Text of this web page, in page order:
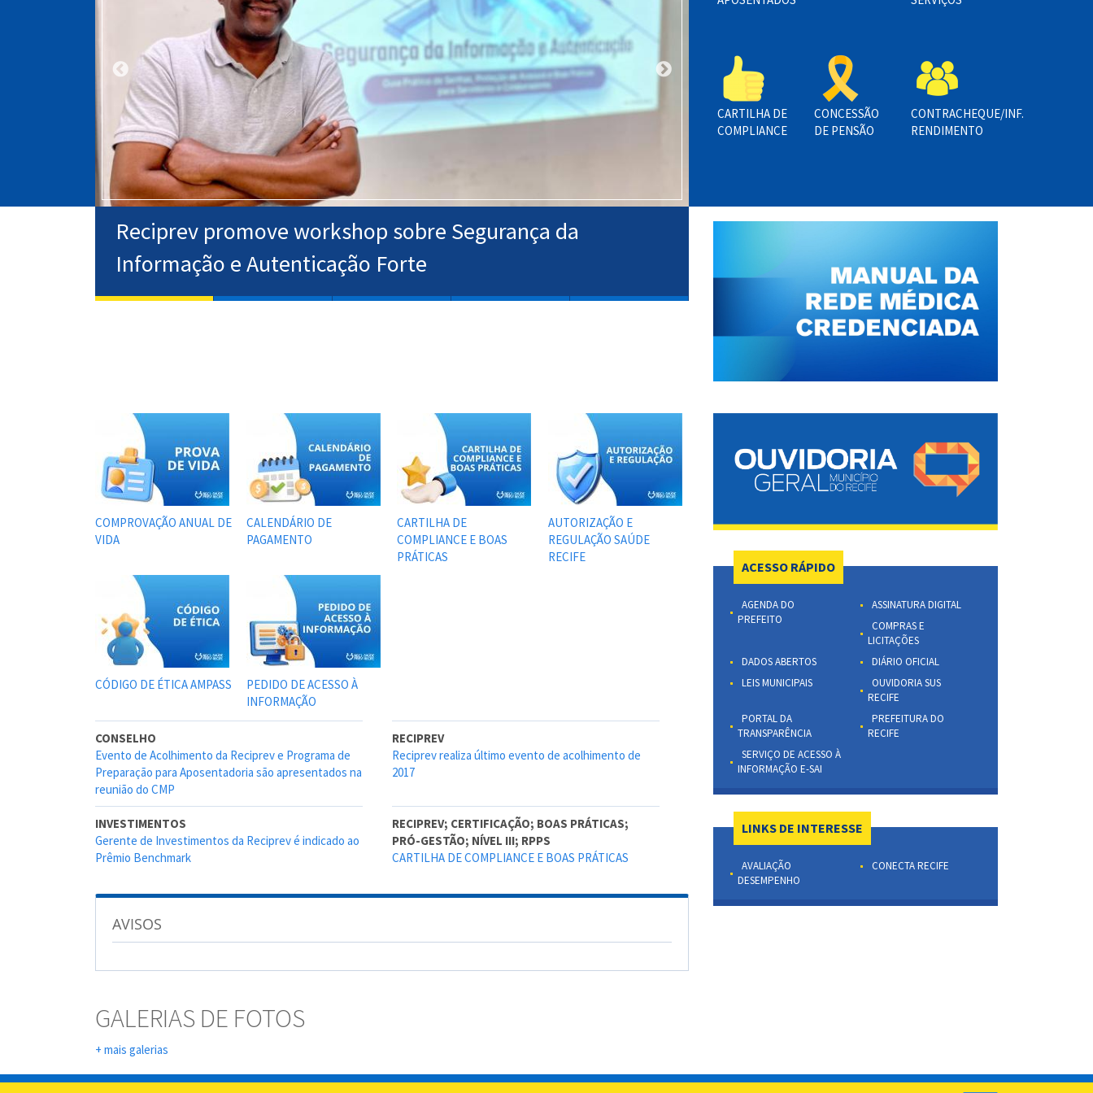
Reciprev promove workshop sobre Segurança da
Informação e Autenticação Forte
Programa Viver Mais promove palestra
saudável para aposentados da
CARTILHA DE
COMPLIANCE
CONCESSÃO
DE PENSÃO
CONTRACHEQUE/INF.
RENDIMENTO
COMPROVAÇÃO ANUAL DE
VIDA
CALENDÁRIO DE
PAGAMENTO
CARTILHA DE
COMPLIANCE E BOAS
PRÁTICAS
AUTORIZAÇÃO E
REGULAÇÃO SAÚDE
RECIFE
CÓDIGO DE ÉTICA AMPASS
PEDIDO DE ACESSO À
INFORMAÇÃO
CONSELHO
Evento de Acolhimento da Reciprev e Programa de
Preparação para Aposentadoria são apresentados na
reunião do CMP
RECIPREV
Reciprev realiza último evento de acolhimento de
2017
INVESTIMENTOS
Gerente de Investimentos da Reciprev é indicado ao
Prêmio Benchmark
RECIPREV; CERTIFICAÇÃO; BOAS PRÁTICAS;
PRÓ-GESTÃO; NÍVEL III; RPPS
CARTILHA DE COMPLIANCE E BOAS PRÁTICAS
AVISOS
GALERIAS DE FOTOS
+ mais galerias
ACESSO RÁPIDO
AGENDA DO
PREFEITO
ASSINATURA DIGITAL
COMPRAS E
LICITAÇÕES
DADOS ABERTOS
DIÁRIO OFICIAL
LEIS MUNICIPAIS
OUVIDORIA SUS
RECIFE
PORTAL DA
TRANSPARÊNCIA
PREFEITURA DO
RECIFE
SERVIÇO DE ACESSO À
INFORMAÇÃO E-SAI
LINKS DE INTERESSE
AVALIAÇÃO
DESEMPENHO
CONECTA RECIFE